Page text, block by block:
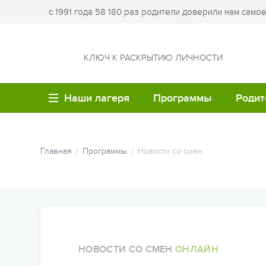
с 1991 года 58 180 раз родители доверили нам
КЛЮЧ К РАСКРЫТИЮ ЛИЧНОСТИ
Наши лагеря Программы
Главная Программы Новости со смен
НОВОСТИ СО СМЕНОНЛАЙН